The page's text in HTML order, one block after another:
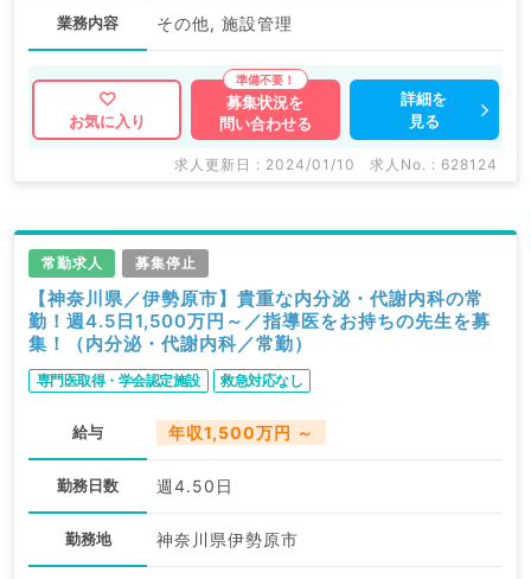
業務内容 その他, 施設管理
お気に入り
募集状況を
問い合わせる
詳細を
見る
求人更新日 : 2024/01/10 求人No. : 628124
常勤求人 募集停止
【神奈川県／伊勢原市】貴重な内分泌・代謝内科の常
勤！週4.5日1,500万円～／指導医をお持ちの先生を募
集！（内分泌・代謝内科／常勤）
専門医取得・学会認定施設 救急対応なし
給与 年収1,500万円 ～
勤務日数 週4.50日
勤務地 神奈川県伊勢原市